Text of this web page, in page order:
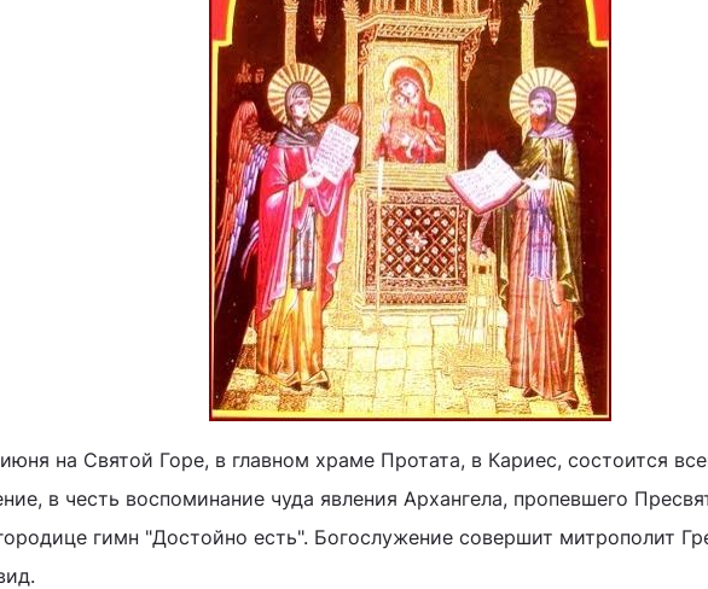
на Святой Горе, в главном храме Протата, в Кариес, состоится
в честь воспоминание чуда явления Архангела, пропевшего
гимн "Достойно есть". Богослужение совершит митрополит